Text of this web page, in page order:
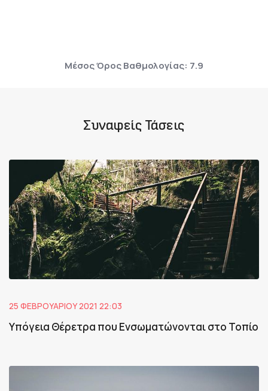
Μέσος Όρος Βαθμολογίας: 7.9
Συναφείς Τάσεις
25 ΦΕΒΡΟΥΑΡΊΟΥ 2021 22:03
Υπόγεια Θέρετρα που Ενσωματώνονται στο Τοπίο